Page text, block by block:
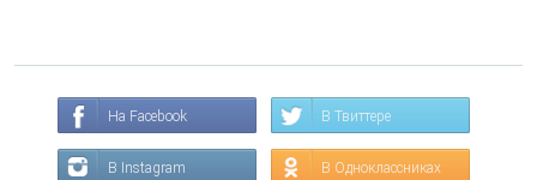
На Facebook В Твиттере
В Instagram В Одноклассниках